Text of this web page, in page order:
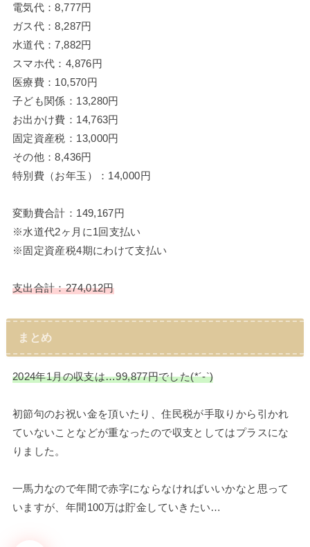
電気代：8,777円
ガス代：8,287円
水道代：7,882円
スマホ代：4,876円
医療費：10,570円
子ども関係：13,280円
お出かけ費：14,763円
固定資産税：13,000円
その他：8,436円
特別費（お年玉）：14,000円
変動費合計：149,167円
※水道代2ヶ月に1回支払い
※固定資産税4期にわけて支払い
支出合計：274,012円
まとめ
2024年1月の収支は…99,877円でした(*´-`)
初節句のお祝い金を頂いたり、住民税が手取りから引かれ
ていないことなどが重なったので収支としてはプラスにな
りました。
一馬力なので年間で赤字にならなければいいかなと思って
いますが、年間100万は貯金していきたい…